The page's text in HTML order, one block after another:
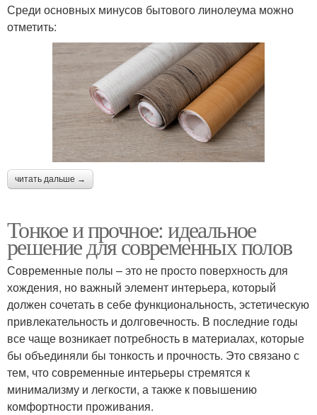
Среди основных минусов бытового линолеума можно
отметить:
читать дальше →
Тонкое и прочное: идеальное
решение для современных полов
Современные полы – это не просто поверхность для
хождения, но важный элемент интерьера, который
должен сочетать в себе функциональность, эстетическую
привлекательность и долговечность. В последние годы
все чаще возникает потребность в материалах, которые
бы объединяли бы тонкость и прочность. Это связано с
тем, что современные интерьеры стремятся к
минимализму и легкости, а также к повышению
комфортности проживания.